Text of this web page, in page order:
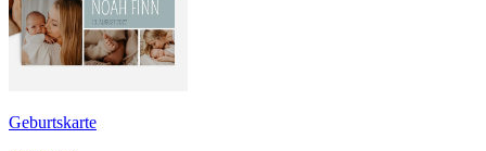
Geburtskarte